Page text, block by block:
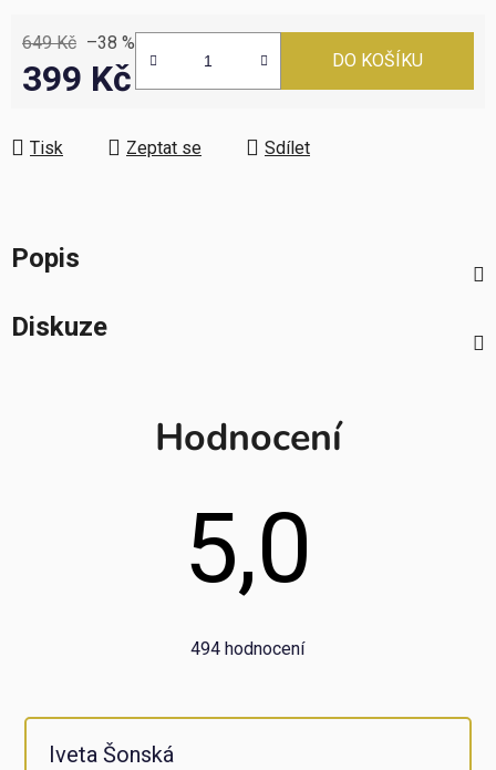
649 Kč –38 %
399 Kč DO KOŠÍKU
Tisk Zeptat se Sdílet
Popis
Diskuze
Hodnocení
5,0
hodnocení
5,0
494 hodnocení
Iveta Šonská